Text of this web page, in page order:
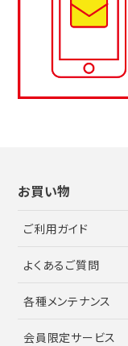
お買い物
ご利用ガイド
よくあるご質問
各種メンテナンス
会員限定サービス